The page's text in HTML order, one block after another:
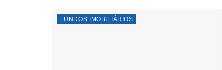
FUNDOS IMOBILIÁRIOS